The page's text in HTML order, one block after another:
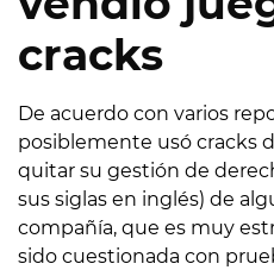
cracks
De acuerdo con varios
posiblemente usó cracks
quitar su gestión de
sus siglas en inglés) de
compañía, que es muy
sido cuestionada con